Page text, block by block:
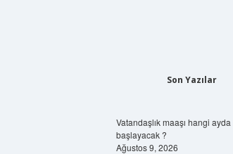
Son Yazılar
Vatandaşlık maaşı hangi ayda
başlayacak ?
Ağustos 9, 2026